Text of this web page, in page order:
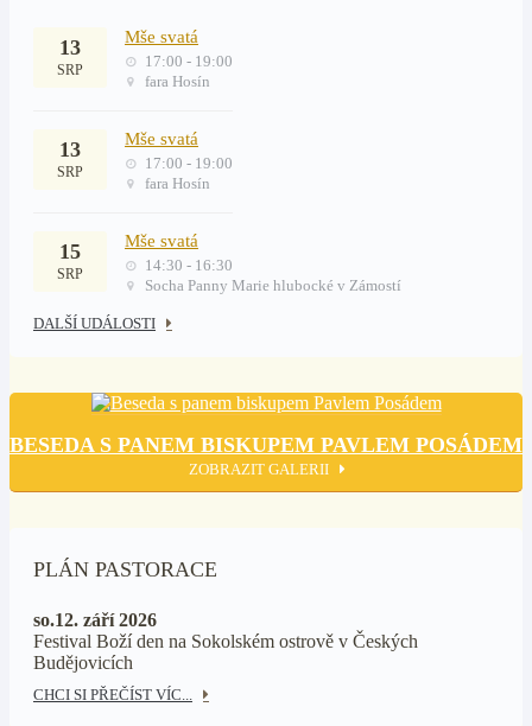
13
SRP
Mše svatá
17:00 - 19:00
fara Hosín
13
SRP
Mše svatá
17:00 - 19:00
fara Hosín
15
SRP
Mše svatá
14:30 - 16:30
Socha Panny Marie hlubocké v Zámostí
DALŠÍ UDÁLOSTI
BESEDA S PANEM BISKUPEM PAVLEM POSÁDEM
ZOBRAZIT GALERII
PLÁN PASTORACE
so.12. září 2026
Festival Boží den na Sokolském ostrově v Českých
Budějovicích
CHCI SI PŘEČÍST VÍC...